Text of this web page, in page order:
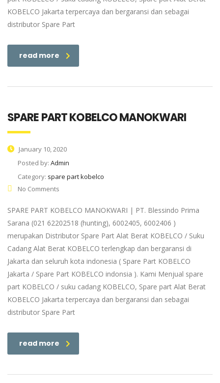
KOBELCO Jakarta terpercaya dan bergaransi dan sebagai
distributor Spare Part
read more
SPARE PART KOBELCO MANOKWARI
January 10, 2020
Posted by: Admin
Category: spare part kobelco
No Comments
SPARE PART KOBELCO MANOKWARI | PT. Blessindo Prima
Sarana (021 62202518 (hunting), 6002405, 6002406 )
merupakan Distributor Spare Part Alat Berat KOBELCO / Suku
Cadang Alat Berat KOBELCO terlengkap dan bergaransi di
Jakarta dan seluruh kota indonesia ( Spare Part KOBELCO
Jakarta / Spare Part KOBELCO indonsia ). Kami Menjual spare
part KOBELCO / suku cadang KOBELCO, Spare part Alat Berat
KOBELCO Jakarta terpercaya dan bergaransi dan sebagai
distributor Spare Part
read more